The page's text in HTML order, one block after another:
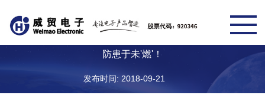
防患于未'燃'！
发布时间: 2018-09-21